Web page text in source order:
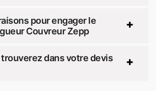
pour engager le
Couvreur Zepp
trouverez dans votre devis